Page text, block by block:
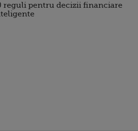
reguli pentru decizii financiare